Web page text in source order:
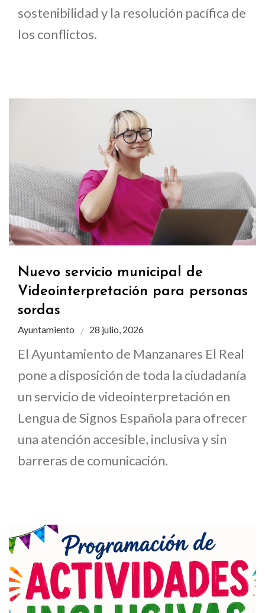
sostenibilidad y la resolución pacífica de
los conflictos.
Nuevo servicio municipal de
Videointerpretación para personas
sordas
Ayuntamiento 28 julio, 2026
El Ayuntamiento de Manzanares El Real
pone a disposición de toda la ciudadanía
un servicio de videointerpretación en
Lengua de Signos Española para ofrecer
una atención accesible, inclusiva y sin
barreras de comunicación.